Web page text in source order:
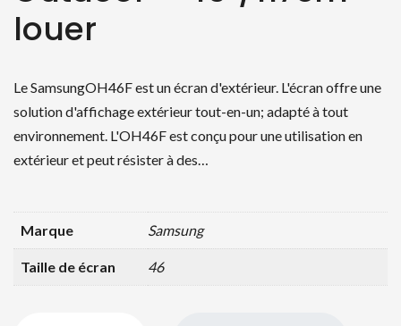
louer
Le SamsungOH46F est un écran d'extérieur. L'écran offre une
solution d'affichage extérieur tout-en-un; adapté à tout
environnement. L'OH46F est conçu pour une utilisation en
extérieur et peut résister à des…
Marque Samsung
Taille de écran 46